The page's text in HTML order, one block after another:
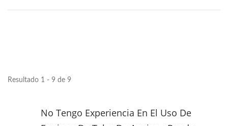
Resultado 1 - 9 de 9
No Tengo Experiencia En El Uso De